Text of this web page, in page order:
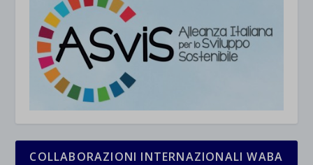
COLLABORAZIONI INTERNAZIONALI WABA